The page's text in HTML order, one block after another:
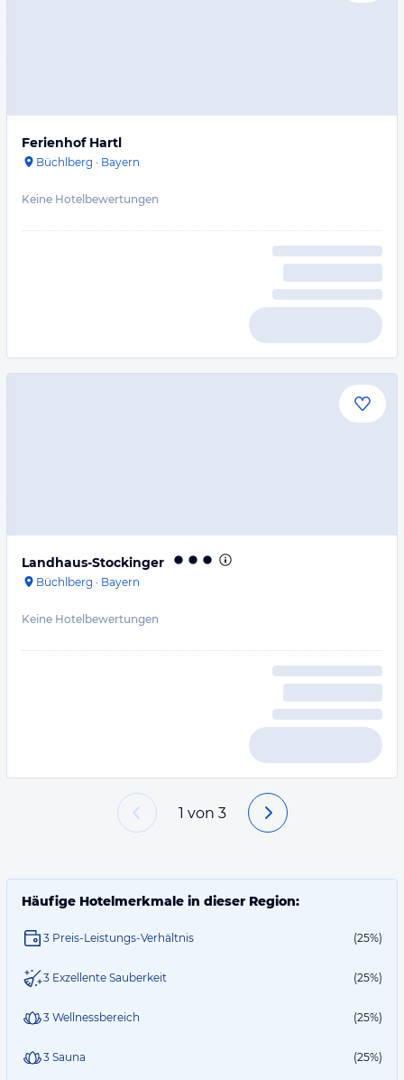
Ferienhof Hartl
Büchlberg · Bayern
Keine Hotelbewertungen
Landhaus-Stockinger
Büchlberg · Bayern
Keine Hotelbewertungen
1 von 3
Häufige Hotelmerkmale in dieser Region:
3 Preis-Leistungs-Verhältnis (25%)
3 Exzellente Sauberkeit (25%)
3 Wellnessbereich (25%)
3 Sauna (25%)